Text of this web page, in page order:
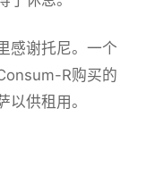
感谢托尼。一个
R购买的
供租用。